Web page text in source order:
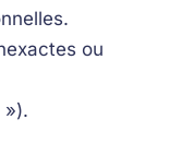
ou
»).